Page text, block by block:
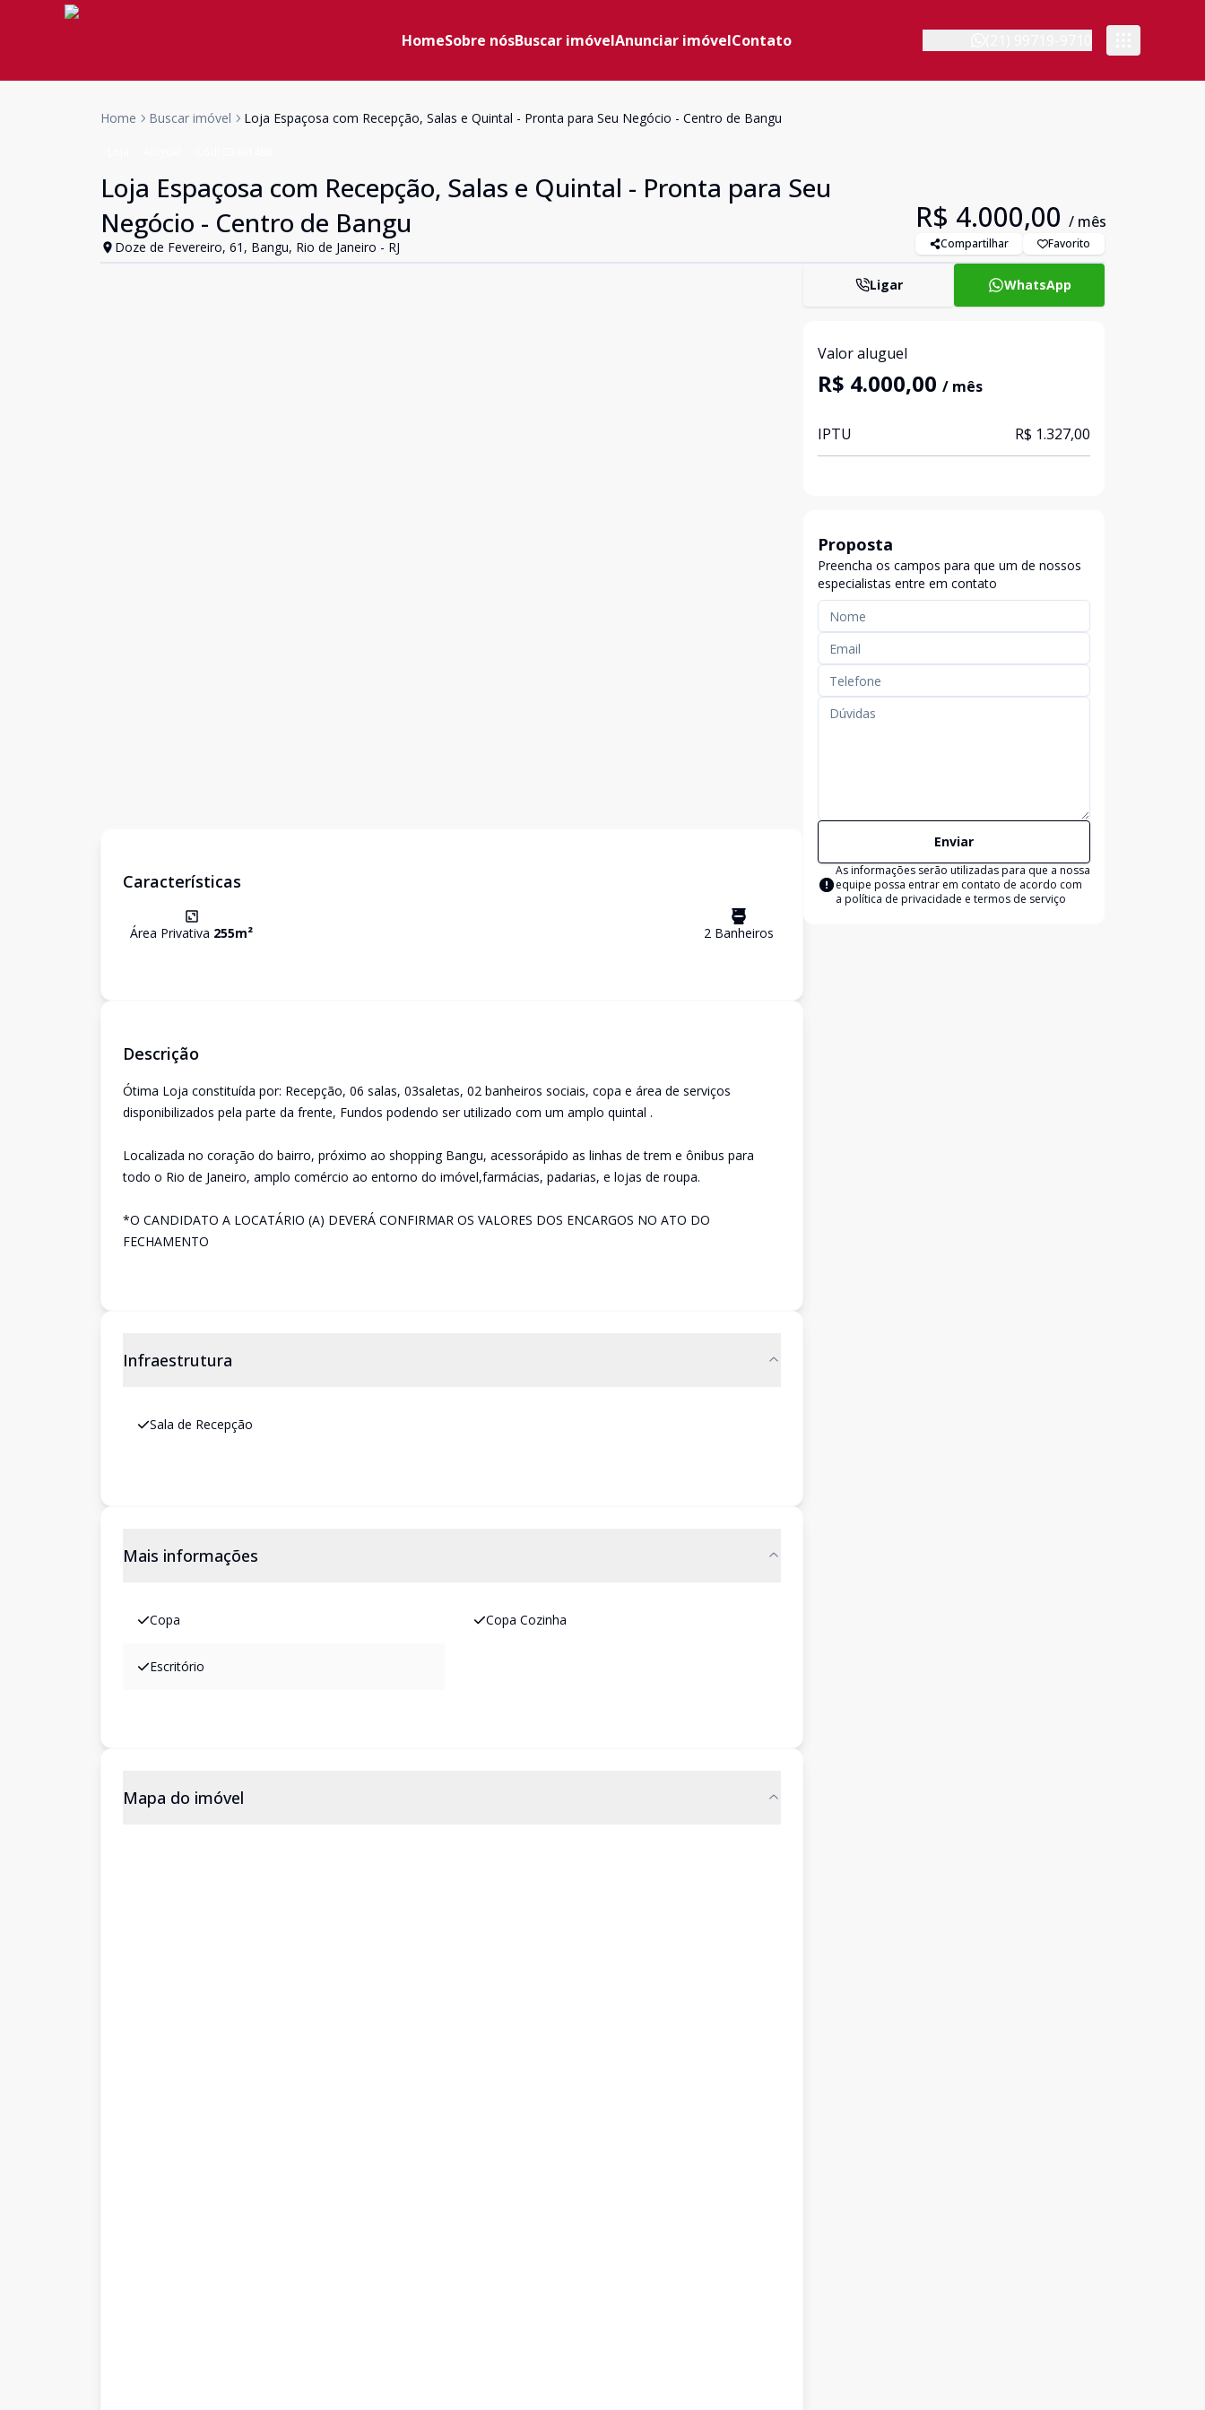
HomeSobre nósBuscar imóvelAnunciar imóvelContato
Home Buscar imóvel Loja Espaçosa com Recepção, Salas e Quintal - Pronta para Seu Negócio - Centro de Bangu
Loja Espaçosa com Recepção, Salas e Quintal - Pronta para Seu
Negócio - Centro de Bangu
Doze de Fevereiro, 61, Bangu, Rio de Janeiro - RJ
R$ 4.000,00 / mês
Compartilhar Favorito
Características
Área Privativa 255m² 2 Banheiros
Descrição
Ótima Loja constituída por: Recepção, 06 salas, 03saletas, 02 banheiros sociais, copa e área de serviços
disponibilizados pela parte da frente, Fundos podendo ser utilizado com um amplo quintal .
Localizada no coração do bairro, próximo ao shopping Bangu, acessorápido as linhas de trem e ônibus para
todo o Rio de Janeiro, amplo comércio ao entorno do imóvel,farmácias, padarias, e lojas de roupa.
*O CANDIDATO A LOCATÁRIO (A) DEVERÁ CONFIRMAR OS VALORES DOS ENCARGOS NO ATO DO
FECHAMENTO
Infraestrutura
Sala de Recepção
Mais informações
Copa Copa Cozinha
Escritório
Mapa do imóvel
Ligar WhatsApp
Valor aluguel
R$ 4.000,00 / mês
IPTU R$ 1.327,00
Proposta
Preencha os campos para que um de nossos
especialistas entre em contato
Enviar
As informações serão utilizadas para que a nossa
equipe possa entrar em contato de acordo com
a política de privacidade e termos de serviço